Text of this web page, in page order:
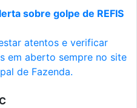
sobre golpe de REFIS
atentos e verificar
em aberto sempre no site
de Fazenda.